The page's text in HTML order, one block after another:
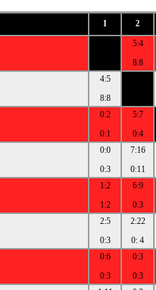
1 2
5:4
8:8
4:5
8:8
0:2
0:1
5:7
0:4
0:0
0:3
7:16
0:11
1:2
1:2
6:9
0:3
2:5
0:3
2:22
0: 4
0:6
0:3
0:3
0:3